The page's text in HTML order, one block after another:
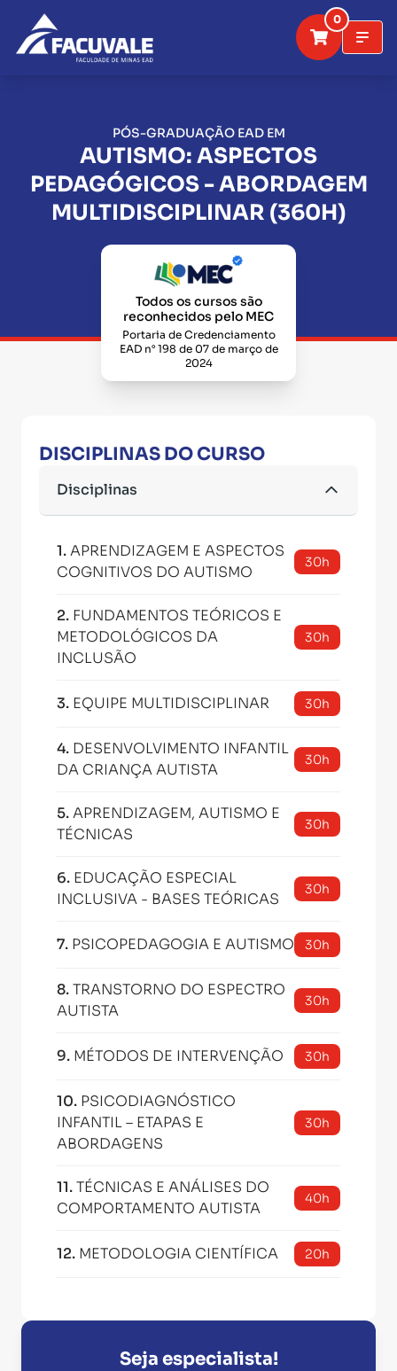
0
PÓS-GRADUAÇÃO EAD EM
AUTISMO: ASPECTOS
PEDAGÓGICOS - ABORDAGEM
MULTIDISCIPLINAR (360H)
Todos os cursos são
reconhecidos pelo MEC
Portaria de Credenciamento
EAD n° 198 de 07 de março de
2024
DISCIPLINAS DO CURSO
Disciplinas
1.APRENDIZAGEM E ASPECTOS
COGNITIVOS DO AUTISMO
30h
2. FUNDAMENTOS TEÓRICOS E
METODOLÓGICOS DA
INCLUSÃO
30h
3. EQUIPE MULTIDISCIPLINAR 30h
4. DESENVOLVIMENTO INFANTIL
DA CRIANÇA AUTISTA
30h
5.APRENDIZAGEM, AUTISMO E
TÉCNICAS
30h
6. EDUCAÇÃO ESPECIAL
INCLUSIVA - BASES TEÓRICAS
30h
7. PSICOPEDAGOGIA E AUTISMO 30h
8.TRANSTORNO DO ESPECTRO
AUTISTA
30h
9. MÉTODOS DE INTERVENÇÃO 30h
10. PSICODIAGNÓSTICO
INFANTIL – ETAPAS E
ABORDAGENS
30h
11.TÉCNICAS E ANÁLISES DO
COMPORTAMENTO AUTISTA
40h
12. METODOLOGIA CIENTÍFICA 20h
Seja especialista!